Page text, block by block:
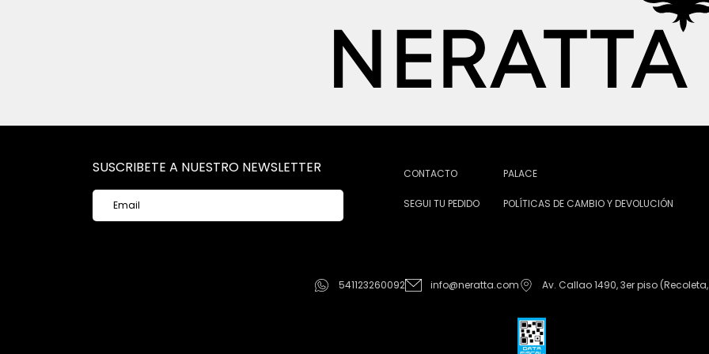
SUSCRIBETE A NUESTRO NEWSLETTER CONTACTO PALACE
SEGUI TU PEDIDO POLÍTICAS DE CAMBIO Y DEVOLUCIÓN
541123260092 info@neratta.com Av. Callao 1490, 3er piso (Recoleta,